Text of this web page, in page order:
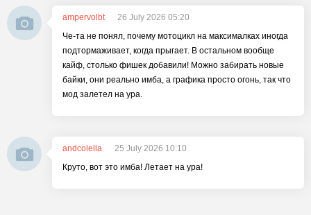
ampervolbt
26 July 2026 05:20
Че-та не понял, почему мотоцикл на максималках иногда
подтормаживает, когда прыгает. В остальном вообще
кайф, столько фишек добавили! Можно забирать новые
байки, они реально имба, а графика просто огонь, так что
мод залетел на ура.
andcolella
25 July 2026 10:10
Круто, вот это имба! Летает на ура!